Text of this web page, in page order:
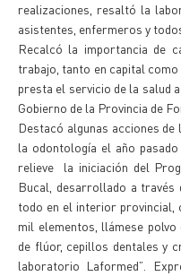
realizaciones, resaltó la
asistentes, enfermeros y
Recalcó la importancia de
trabajo, tanto en capital
presta el servicio de la salud
Gobierno de la Provincia de
Destacó algunas acciones
la odontología el año
relieve la iniciación del
Bucal, desarrollado a través
todo en el interior provincial,
mil elementos, llámese
de flúor, cepillos dentales y
laboratorio Laformed”.